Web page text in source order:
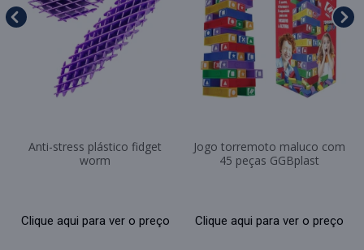
Anti-stress plástico fidget
worm
Clique aqui para ver o preço
Jogo torremoto maluco com
45 peças GGBplast
Clique aqui para ver o preço